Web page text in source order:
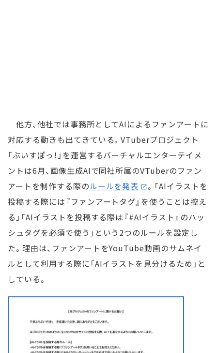
他方、他社では事務所としてAIによるファンアートに
対応する動きも出てきている。VTuberプロジェクト
「ぶいすぽっ！」を運営するバーチャルエンターテイメ
ントは6月、画像生成AIで同社所属のVTuberのファン
アートを制作する際のルールを発表
。「AIイラストを
投稿する際には『ファンアートタグ』を使うことは控え
る」「AIイラストを投稿する際は『#AIイラスト』のハッ
シュタグを必須で使う」という2つのルールを設定し
た。理由は、ファンアートをYouTube動画のサムネイ
ルとして利用する際に「AIイラストを見分けるため」と
している。